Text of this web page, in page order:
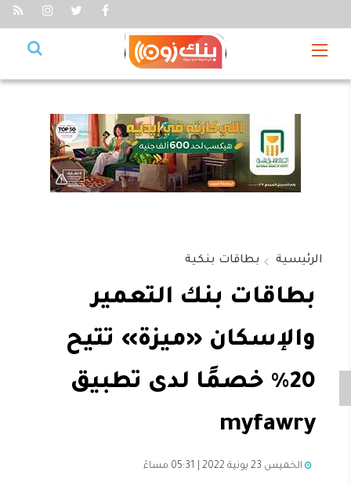
الرئيسية بطاقات بنكية
بطاقات بنك التعمير
والإسكان «ميزة» تتيح
20% خصمًا لدى تطبيق
myfawry
الخميس 23 يونية 2022 | 05:31 مساءً